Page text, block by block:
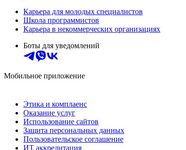
Карьера для молодых специалистов
Школа программистов
Карьера в некоммерческих организациях
Боты для уведомлений
Мобильное приложение
Этика и комплаенс
Оказание услуг
Использование сайтов
Защита персональных данных
Пользовательское соглашение
ИТ аккредитация